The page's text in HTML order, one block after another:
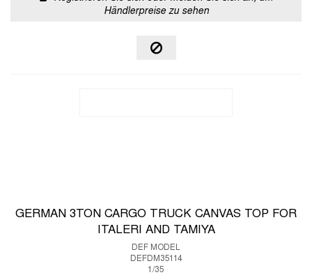
Händlerpreise zu sehen
GERMAN 3TON CARGO TRUCK CANVAS TOP FOR
ITALERI AND TAMIYA
DEF MODEL
DEFDM35114
1/35